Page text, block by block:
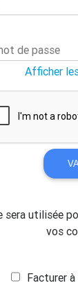
de passe
Afficher
sera utilisée
vos
Facturer